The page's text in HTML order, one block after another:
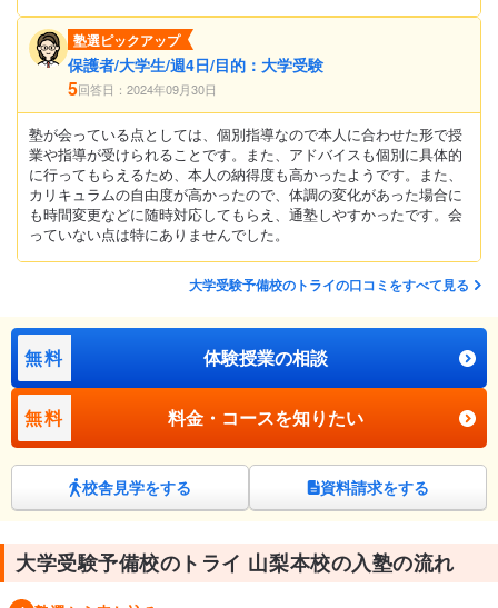
塾選ピックアップ
保護者/大学生/週4日/目的：大学受験
5回答日：2024年09月30日
塾が会っている点としては、個別指導なので本人に合わせた形で授
業や指導が受けられることです。また、アドバイスも個別に具体的
に行ってもらえるため、本人の納得度も高かったようです。また、
カリキュラムの自由度が高かったので、体調の変化があった場合に
も時間変更などに随時対応してもらえ、通塾しやすかったです。会
っていない点は特にありませんでした。
大学受験予備校のトライの口コミをすべて見る
無料 体験授業の相談
無料 料金・コースを知りたい
校舎見学をする 資料請求をする
大学受験予備校のトライ 山梨本校の入塾の流れ